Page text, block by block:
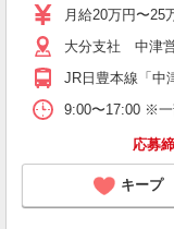
月給20万円〜
大分支社 中津
JR日豊本線「中
9:00〜17:00 ※一
応募
キープ